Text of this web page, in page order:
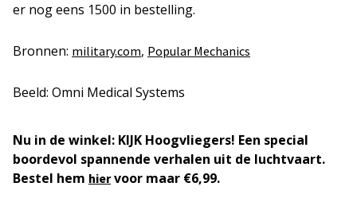
er nog eens 1500 in bestelling.
Bronnen: military.com, Popular Mechanics
Beeld: Omni Medical Systems
Nu in de winkel: KIJK Hoogvliegers! Een special
boordevol spannende verhalen uit de luchtvaart.
Bestel hem hiervoor maar €6,99.